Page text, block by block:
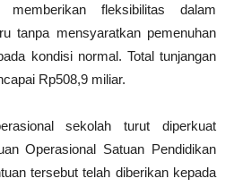
memberikan fleksibilitas dalam
tanpa mensyaratkan pemenuhan
kondisi normal. Total tunjangan
Rp508,9 miliar.
sekolah turut diperkuat
Operasional Satuan Pendidikan
tersebut telah diberikan kepada